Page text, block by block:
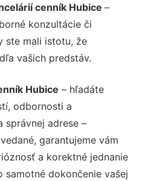
cenník Hubice –
konzultácie či
ste mali istotu, že
vašich predstáv.
Hubice – hľadáte
odbornosti a
správnej adrese –
garantujeme vám
a korektné jednanie
dokončenie vašej